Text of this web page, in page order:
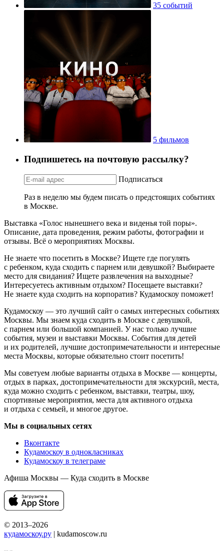
35 событий
5 фильмов
Подпишетесь на почтовую рассылку?
Подписаться
Раз в неделю мы будем писать о предстоящих событиях
в Москве.
Выставка «Голос нынешнего века и виденья той поры».
Описание, дата проведения, режим работы, фотографии и
отзывы. Всё о мероприятиях Москвы.
Не знаете что посетить в Москве? Ищете где погулять
с ребенком, куда сходить с парнем или девушкой? Выбираете
место для свидания? Ищете развлечения на выходные?
Интересуетесь активным отдыхом? Посещаете выставки?
Не знаете куда сходить на корпоратив? Кудамоскоу поможет!
Кудамоскоу — это лучший сайт о самых интересных событиях
Москвы. Мы знаем куда сходить в Москве с девушкой,
с парнем или большой компанией. У нас только лучшие
события, музеи и выставки Москвы. События для детей
и их родителей, лучшие достопримечательности и интересные
места Москвы, которые обязательно стоит посетить!
Мы советуем любые варианты отдыха в Москве — концерты,
отдых в парках, достопримечательности для экскурсий, места,
куда можно сходить с ребенком, выставки, театры, шоу,
спортивные мероприятия, места для активного отдыха
и отдыха с семьей, и многое другое.
Мы в социальных сетях
Вконтакте
Кудамоскоу в однокласниках
Кудамоскоу в телеграме
Афиша Москвы — Куда сходить в Москве
© 2013–2026
кудамоскоу.ру | kudamoscow.ru